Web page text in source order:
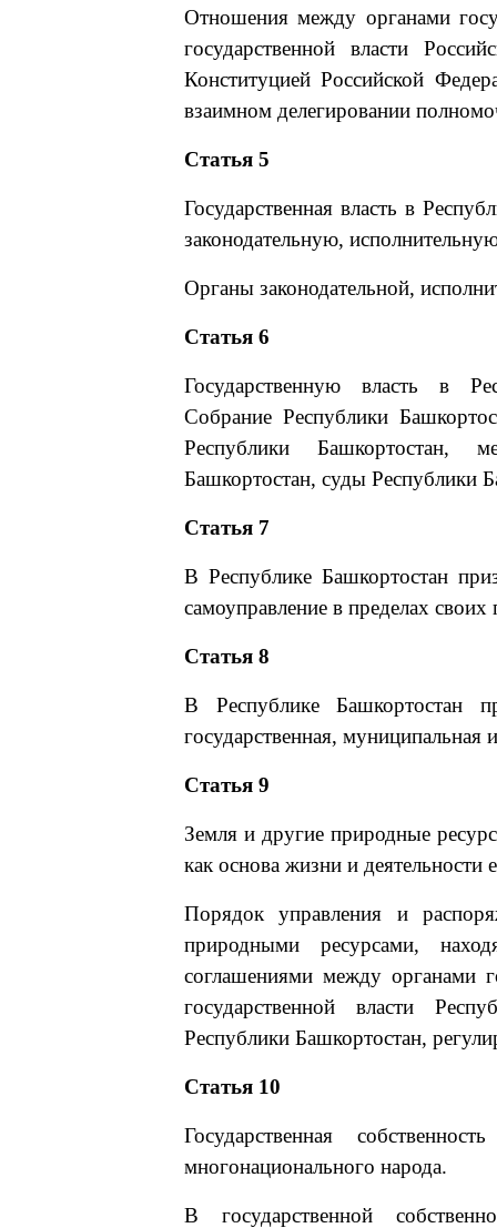
Отношения между органами
государственной власти
Конституцией Российской
взаимном делегировании
Статья 5
Государственная власть в
законодательную,
Органы законодательной,
Статья 6
Государственную власть в
Собрание Республики
Республики Башкортостан,
Башкортостан, суды Республики
Статья 7
В Республике Башкортостан
самоуправление в пределах
Статья 8
В Республике Башкортостан
государственная,
Статья 9
Земля и другие природные
как основа жизни и деятельности
Порядок управления и
природными ресурсами,
соглашениями между органами
государственной власти
Республики Башкортостан,
Статья 10
Государственная
многонационального народа.
В государственной